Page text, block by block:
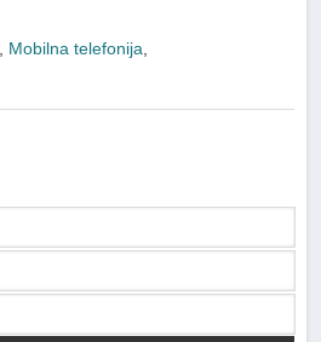
Mobilna telefonija